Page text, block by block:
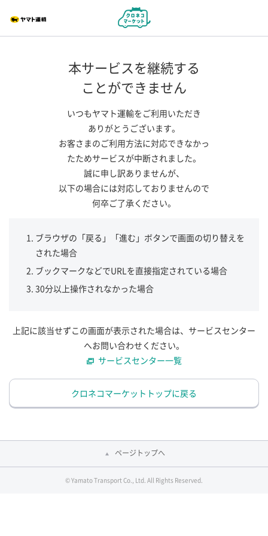
本サービスを継続する
ことができません
いつもヤマト運輸をご利用いただき
ありがとうございます。
お客さまのご利用方法に対応できなかっ
たためサービスが中断されました。
誠に申し訳ありませんが、
以下の場合には対応しておりませんので
何卒ご了承ください。
ブラウザの「戻る」「進む」ボタンで画面の切り替えを
された場合
ブックマークなどでURLを直接指定されている場合
30分以上操作されなかった場合
上記に該当せずこの画面が表示された場合は、サービスセンター
へお問い合わせください。
サービスセンター一覧
クロネコマーケットトップに戻る
ページトップへ
© Yamato Transport Co., Ltd. All Rights Reserved.